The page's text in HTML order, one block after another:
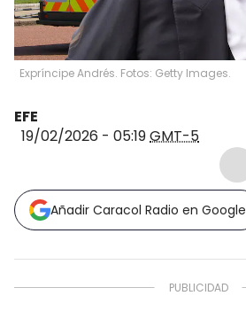
Expríncipe Andrés. Fotos: Getty Images.
EFE
19/02/2026 - 05:19GMT-5
Añadir Caracol Radio en Google